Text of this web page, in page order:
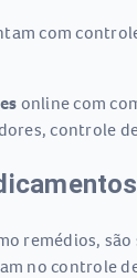
com
online com
controle
remédios,
no controle